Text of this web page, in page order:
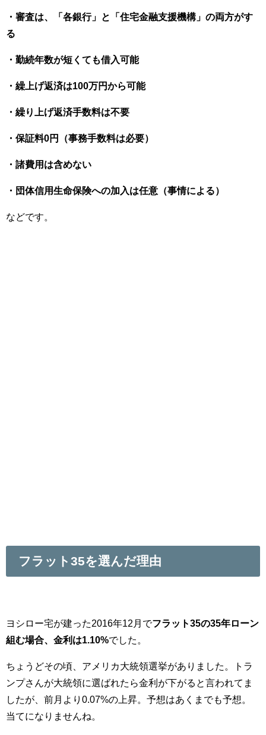
・審査は、「各銀行」と「住宅金融支援機構」の両方がす
る
・勤続年数が短くても借入可能
・繰上げ返済は100万円から可能
・繰り上げ返済手数料は不要
・保証料0円（事務手数料は必要）
・諸費用は含めない
・団体信用生命保険への加入は任意（事情による）
などです。
フラット35を選んだ理由
ヨシロー宅が建った2016年12月でフラット35の35年ローン
組む場合、金利は1.10%でした。
ちょうどその頃、アメリカ大統領選挙がありました。トラ
ンプさんが大統領に選ばれたら金利が下がると言われてま
したが、前月より0.07%の上昇。予想はあくまでも予想。
当てになりませんね。